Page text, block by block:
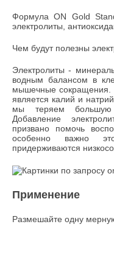
Формула ON Gold
электролиты,
Чем будут полезны
Электролиты -
водным балансом в
мышечные сокращения.
является калий и
мы теряем большую
Добавление
призвано помочь
особенно важно
придерживаются
Применение
Размешайте одну